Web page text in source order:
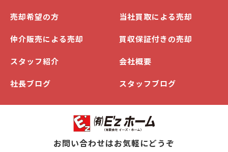
売却希望の方 当社買取による売却
仲介販売による売却 買収保証付きの売却
スタッフ紹介 会社概要
社長ブログ スタッフブログ
お問い合わせはお気軽にどうぞ